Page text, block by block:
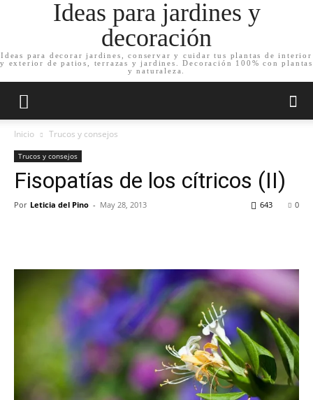
Ideas para jardines y
decoración
Ideas para decorar jardines, conservar y cuidar tus plantas de interior
y exterior de patios, terrazas y jardines. Decoración 100% con plantas
y naturaleza.
Inicio Trucos y consejos
Trucos y consejos
Fisopatías de los cítricos (II)
Por Leticia del Pino - May 28, 2013 0
643